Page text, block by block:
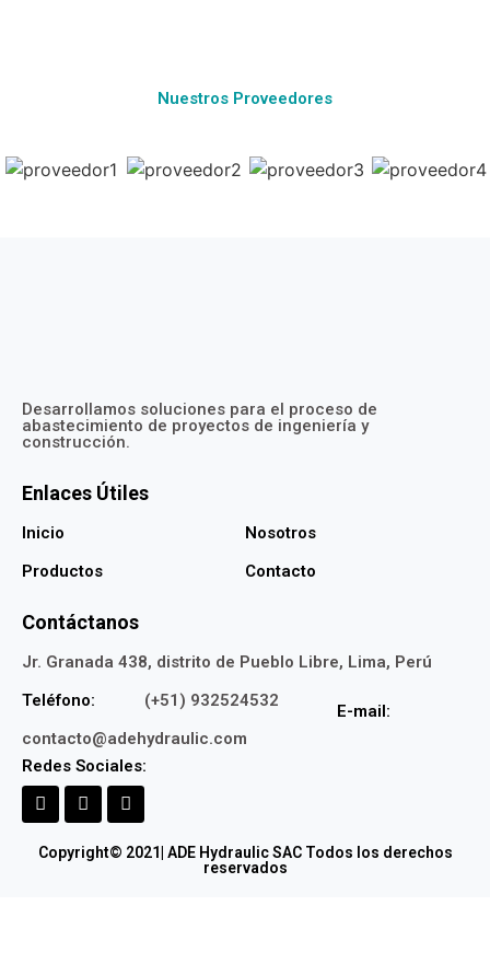
Nuestros Proveedores
Desarrollamos soluciones para el proceso de
abastecimiento de proyectos de ingeniería y
construcción.
Enlaces Útiles
Inicio
Nosotros
Productos
Contacto
Contáctanos
Jr. Granada 438, distrito de Pueblo Libre, Lima, Perú
Teléfono:
(+51) 932524532
E-mail:
contacto@adehydraulic.com
Redes Sociales:
Copyright© 2021| ADE Hydraulic SAC Todos los derechos
reservados